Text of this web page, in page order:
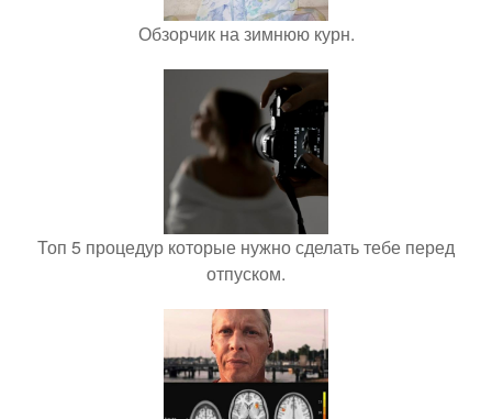
Обзорчик на зимнюю курн.
Топ 5 процедур которые нужно сделать тебе перед
отпуском.